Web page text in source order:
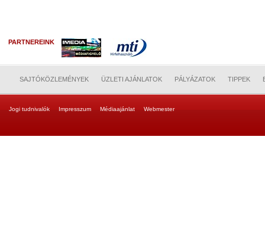
PARTNEREINK
SAJTÓKÖZLEMÉNYEK ÜZLETI AJÁNLATOK PÁLYÁZATOK TIPPEK
Jogi tudnivalók Impresszum Médiaajánlat Webmester